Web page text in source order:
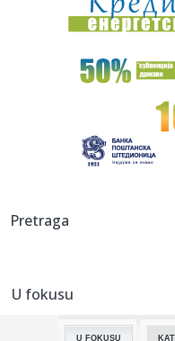
11:28:Autorska
u n...
11:28:Velemir:
astronomskim račun...
Rasplet se
11:27:Nastavlja se
11:25:
Pretraga
U fokusu
U FOKUSU